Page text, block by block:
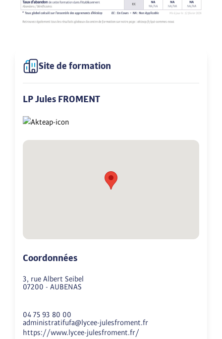
Site de formation
LP Jules FROMENT
Coordonnées
3, rue Albert Seibel
07200 - AUBENAS
04 75 93 80 00
administratifufa@lycee-julesfroment.fr
https://www.lycee-julesfroment.fr/